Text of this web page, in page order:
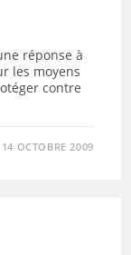
réponse à
les moyens
contre
14 OCTOBRE 2009